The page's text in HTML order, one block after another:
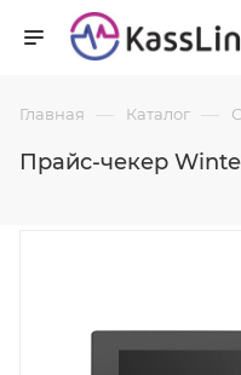
Главная — Каталог —
Прайс-чекер